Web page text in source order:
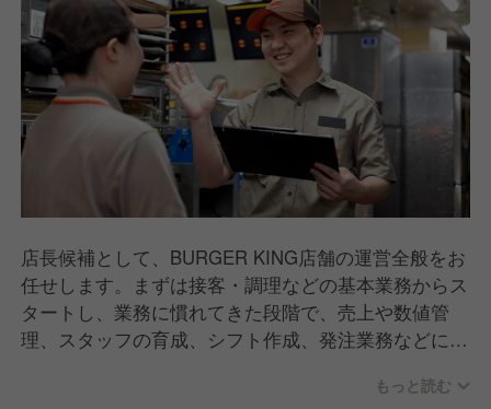
店長候補として、BURGER KING店舗の運営全般をお
任せします。まずは接客・調理などの基本業務からス
タートし、業務に慣れてきた段階で、売上や数値管
理、スタッフの育成、シフト作成、発注業務などにも
くりに関われるため、裁量とやりがいを実感できるポ
もっと読む